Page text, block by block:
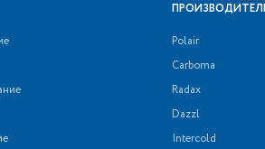
Polair
Carboma
Radax
Dazzl
Intercold